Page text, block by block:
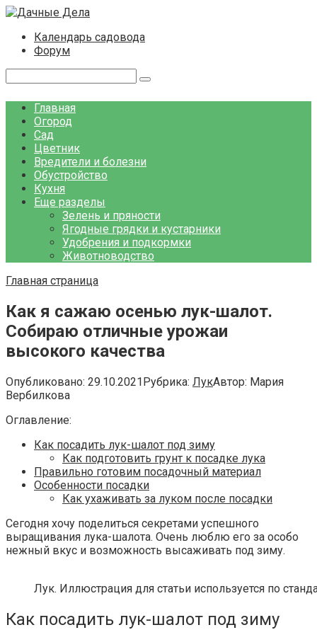
Перейти
контентуКалендарь садовода
Форум
Главная
Огород
Сад
Цветник
Вредители и болезни
Обустройство
Кухня
Еще разделы
Зелень и пряности
Ягодные грядки и кустарники
Удобрения и подкормки
Животноводство
Главная страница
Как я сажаю осенью лук-шалот.
Собираю отличные урожаи
высокого качества
Опубликовано: 29.10.2021Рубрика: ЛукАвтор: Мария
Вербилкова
Оглавление:
Как посадить лук-шалот под зиму
Как подготовить грунт к посадке лука
Правильно готовим посадочный материал
Особенности посадки
Как ухаживать за луком после посадки
Сегодня хочу поделиться секретами успешного
выращивания лука-шалота. Очень люблю его за особо
нежный вкус и возможность высаживать под зиму.
Лук. Иллюстрация для статьи используется по
Как посадить лук-шалот под зиму